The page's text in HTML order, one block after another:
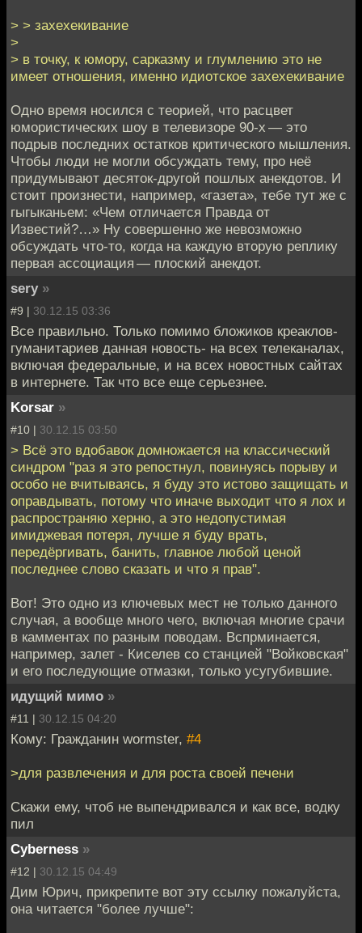
> > захехекивание
>
> в точку, к юмору, сарказму и глумлению это не
имеет отношения, именно идиотское захехекивание
Одно время носился с теорией, что расцвет
юмористических шоу в телевизоре 90-х — это
подрыв последних остатков критического мышления.
Чтобы люди не могли обсуждать тему, про неё
придумывают десяток-другой пошлых анекдотов. И
стоит произнести, например, «газета», тебе тут же с
гыгыканьем: «Чем отличается Правда от
Известий?…» Ну совершенно же невозможно
обсуждать что-то, когда на каждую вторую реплику
первая ассоциация — плоский анекдот.
sery »
#9 | 30.12.15 03:36
Все правильно. Только помимо бложиков креаклов-
гуманитариев данная новость- на всех телеканалах,
включая федеральные, и на всех новостных сайтах
в интернете. Так что все еще серьезнее.
Korsar »
#10 | 30.12.15 03:50
> Всё это вдобавок домножается на классический
синдром "раз я это репостнул, повинуясь порыву и
особо не вчитываясь, я буду это истово защищать и
оправдывать, потому что иначе выходит что я лох и
распространяю херню, а это недопустимая
имиджевая потеря, лучше я буду врать,
передёргивать, банить, главное любой ценой
последнее слово сказать и что я прав".
Вот! Это одно из ключевых мест не только данного
случая, а вообще много чего, включая многие срачи
в камментах по разным поводам. Вспрминается,
например, залет - Киселев со станцией "Войковская"
и его последующие отмазки, только усугубившие.
идущий мимо »
#11 | 30.12.15 04:20
Кому: Гражданин wormster, #4
>для развлечения и для роста своей печени
Скажи ему, чтоб не выпендривался и как все, водку
пил
Cyberness »
#12 | 30.12.15 04:49
Дим Юрич, прикрепите вот эту ссылку пожалуйста,
она читается "более лучше":